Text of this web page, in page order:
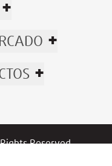
+
+
+
Reserved.